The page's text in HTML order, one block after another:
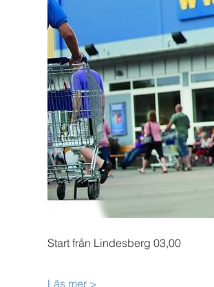
Start från Lindesberg 03,00
Läs mer >